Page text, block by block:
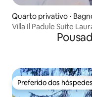
Quarto privativo ⋅
Villa Il Padule Suite
Preferido dos
Preferido dos hóspedes